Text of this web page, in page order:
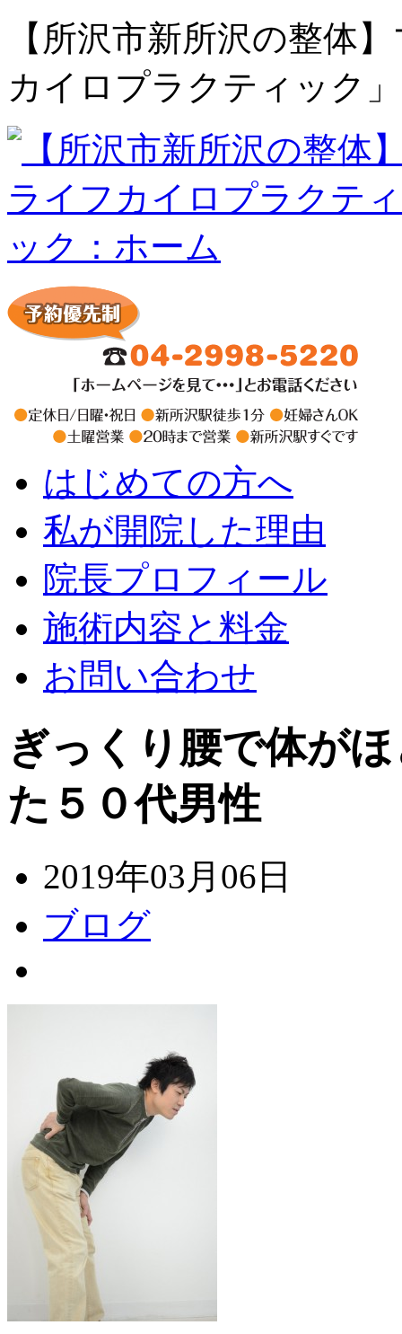
【所沢市新所沢の整体
カイロプラクティック」
はじめての方へ
私が開院した理由
院長プロフィール
施術内容と料金
お問い合わせ
ぎっくり腰で体が
た５０代男性
2019年03月06日
ブログ